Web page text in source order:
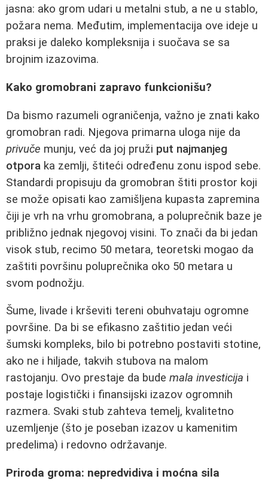
jasna: ako grom udari u metalni stub, a ne u stablo,
požara nema. Međutim, implementacija ove ideje u
praksi je daleko kompleksnija i suočava se sa
brojnim izazovima.
Kako gromobrani zapravo funkcionišu?
Da bismo razumeli ograničenja, važno je znati kako
gromobran radi. Njegova primarna uloga nije da
privuče munju, već da joj pruži put najmanjeg
otpora ka zemlji, štiteći određenu zonu ispod sebe.
Standardi propisuju da gromobran štiti prostor koji
se može opisati kao zamišljena kupasta zapremina
čiji je vrh na vrhu gromobrana, a poluprečnik baze je
približno jednak njegovoj visini. To znači da bi jedan
visok stub, recimo 50 metara, teoretski mogao da
zaštiti površinu poluprečnika oko 50 metara u
svom podnožju.
Šume, livade i krševiti tereni obuhvataju ogromne
površine. Da bi se efikasno zaštitio jedan veći
šumski kompleks, bilo bi potrebno postaviti stotine,
ako ne i hiljade, takvih stubova na malom
rastojanju. Ovo prestaje da bude mala investicija i
postaje logistički i finansijski izazov ogromnih
razmera. Svaki stub zahteva temelj, kvalitetno
uzemljenje (što je poseban izazov u kamenitim
predelima) i redovno održavanje.
Priroda groma: nepredvidiva i moćna sila